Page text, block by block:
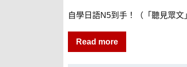
自學日語N5到手！（「聽見眾
Read more